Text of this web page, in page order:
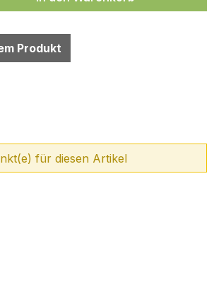
Produkt
für diesen Artikel